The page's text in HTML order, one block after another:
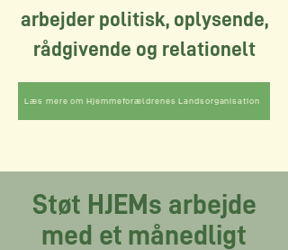
arbejder politisk, oplysende,
rådgivende og relationelt
Læs mere om Hjemmeforældrenes Landsorganisation
Støt HJEMs arbejde
med et månedligt